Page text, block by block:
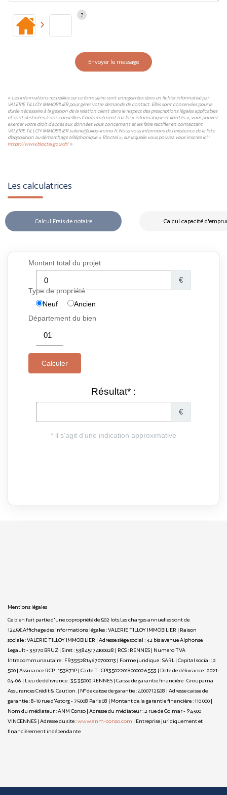
Envoyer le message
« Les informations recueillies sur ce formulaire sont enregistrées dans un fichier informatisé par
VALERIE TILLOY IMMOBILIER pour gérer votre demande de contact. Elles sont conservées pour la
durée nécessaire à la gestion de la relation client dans le respect des prescriptions légales applicables
et sont destinées à nos conseillers Conformément à la loi « informatique et libertés », vous pouvez
exercer votre droit d'accès aux données vous concernant et les faire rectifier en contactant
VALERIE TILLOY IMMOBILIER valerie@tilloy-immo.fr. Nous vous informons de l'existence de la liste
d'opposition au démarchage téléphonique « Bloctel », sur laquelle vous pouvez vous inscrire ici :
https://www.bloctel.gouv.fr/»
Les calculatrices
Calcul Frais de notaire Calcul capacité
Mentions légales
Ce bien fait partie d'une copropriété de 502 lots.Les charges annuelles sont de
1245€.Affichage des informations légales : VALERIE TILLOY IMMOBILIER | Raison
sociale : VALERIE TILLOY IMMOBILIER | Adresse siège social : 32 bis avenue Alphonse
Legault - 35170 BRUZ | Siret : 53845174100028 | RCS : RENNES | Numero TVA
Intracommunautaire : FR3552814670700013 | Forme juridique : SARL | Capital social : 2
500 | Assurance RCP : 153871P | Carte T : CPI35022018000026553 | Date de délivrance : 2021-
04-06 | Lieu de délivrance : 35 35000 RENNES | Caisse de garantie financière : Groupama
Assurances Crédit & Caution. | N° de caisse de garantie : 4000712508 | Adresse caisse de
garantie : 8-10 rue d'Astorg - 75008 Paris 08 | Montant de la garantie financière : 110 000 |
Nom du médiateur : ANM Conso | Adresse du médiateur : 2 rue de Colmar - 94300
VINCENNES | Adresse du site :www.anm-conso.com | Entreprise juridiquement et
financièrement indépendante